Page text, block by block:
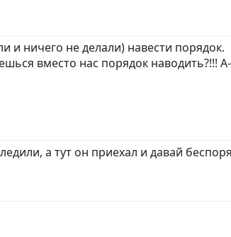
и ничего не делали) навести порядок.
вместо нас порядок наводить?!!!
а тут он приехал и давай